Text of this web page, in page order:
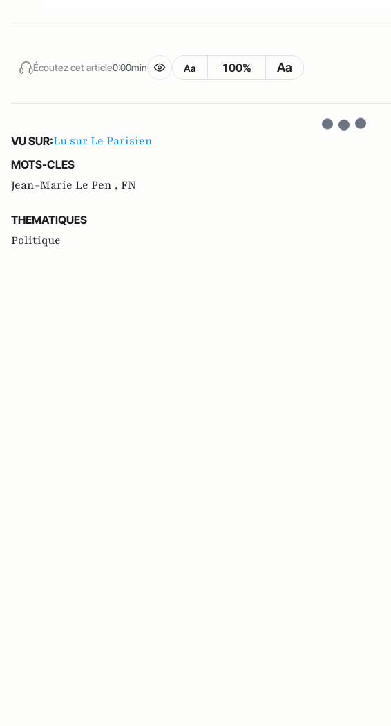
Écoutez cet article0:00min Aa 100% Aa
VU SUR:Lu sur Le Parisien
MOTS-CLES
Jean-Marie Le Pen , FN
THEMATIQUES
Politique